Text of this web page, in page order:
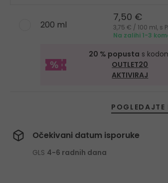
200 ml
7,50 €
3,75 € / 100 ml, s
Na zalihi 1-3
20 % popusta s
OUTLET20
AKTIVIRAJ
POGLEDAJTE
Očekivani datum isporuke
GLS 4-6 radnih dana